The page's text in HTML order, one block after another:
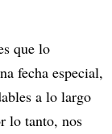
que lo
fecha especial,
a lo largo
lo tanto, nos